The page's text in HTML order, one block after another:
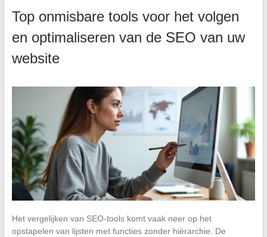
Top onmisbare tools voor het volgen
en optimaliseren van de SEO van uw
website
Het vergelijken van SEO-tools komt vaak neer op het
opstapelen van lijsten met functies zonder hiërarchie. De